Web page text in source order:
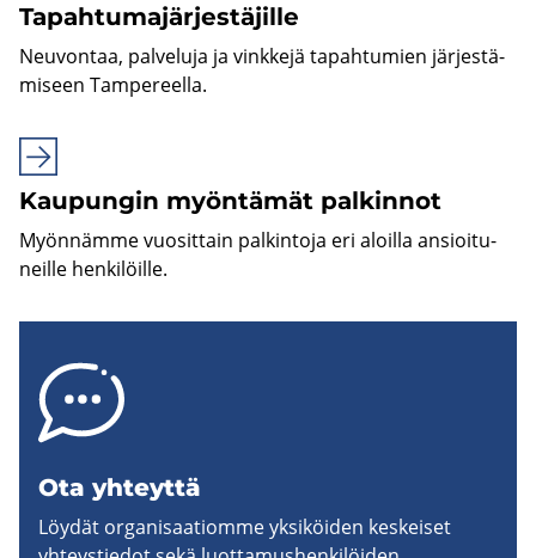
Tapahtuma­järjestäjille
Neu­von­taa, pal­ve­lu­ja ja vink­ke­jä ta­pah­tu­mien jär­jes­tä­
mi­seen Tam­pe­reel­la.
Kau­pun­gin myön­tä­mät pal­kin­not
Myön­näm­me vuo­sit­tain pal­kin­to­ja eri aloil­la an­sioi­tu­
neil­le hen­ki­löil­le.
Ota yh­teyt­tä
Löydät organisaatiomme yksiköiden keskeiset